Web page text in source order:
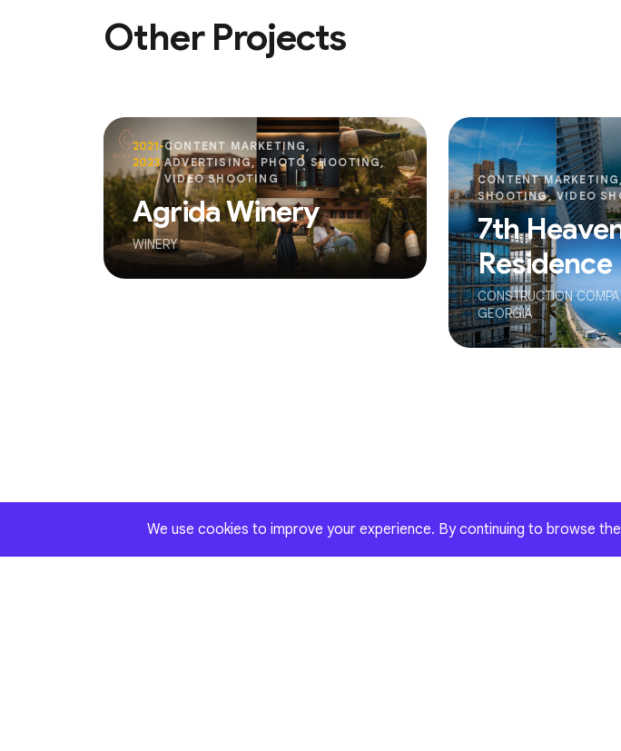
Other Projects
2021-
2023
CONTENT MARKETING,
ADVERTISING, PHOTO SHOOTING,
VIDEO SHOOTING
Agrida Winery
WINERY
CONTENT
SHOOTING, VIDEO
7th
Residence
CONSTRUCTION
GEORGIA
We use cookies to improve your experience. By continuing to browse